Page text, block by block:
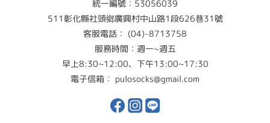
統一編號：53056039
511彰化縣社頭鄉廣興村中山路1段626巷31號
客服電話： (04)-8713758
服務時間：週一~週五
早上8:30~12:00、下午13:00~17:30
電子信箱： pulosocks@gmail.com